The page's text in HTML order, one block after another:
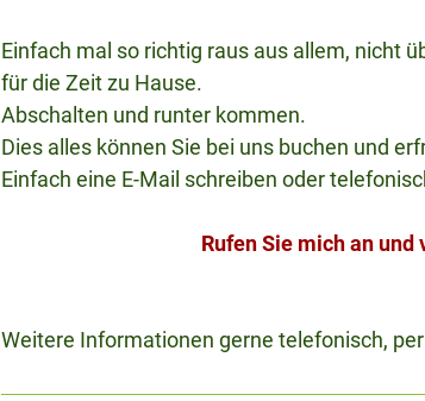
Einfach mal so richtig raus aus allem, nicht
für die Zeit zu Hause.
Abschalten und runter kommen.
Dies alles können Sie bei uns buchen und
Einfach eine E-Mail schreiben oder
Rufen Sie mich an
Weitere Informationen gerne telefonisch,